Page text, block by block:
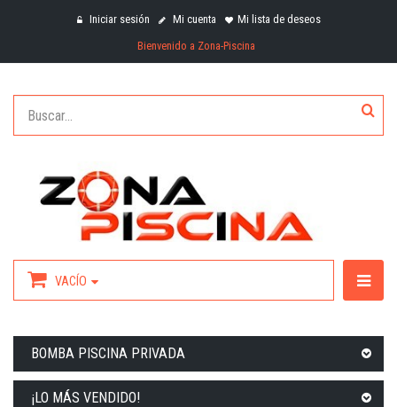
Iniciar sesión Mi cuenta
Mi lista de deseos
Bienvenido a Zona-Piscina
VACÍO
BOMBA PISCINA PRIVADA
¡LO MÁS VENDIDO!